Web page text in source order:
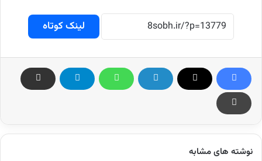
لینک کوتاه
نوشته های مشابه